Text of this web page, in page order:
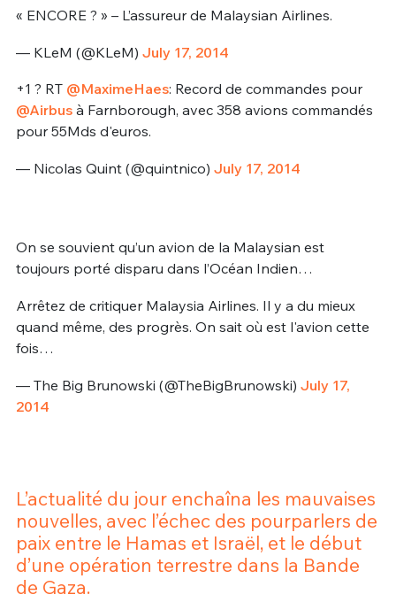
« ENCORE ? » – L’assureur de Malaysian Airlines.
— KLeM (@KLeM) July 17, 2014
+1 ? RT @MaximeHaes: Record de commandes pour
@Airbusà Farnborough, avec 358 avions commandés
pour 55Mds d'euros.
— Nicolas Quint (@quintnico) July 17, 2014
On se souvient qu’un avion de la Malaysian est
toujours porté disparu dans l’Océan Indien…
Arrêtez de critiquer Malaysia Airlines. Il y a du mieux
quand même, des progrès. On sait où est l'avion cette
fois…
— The Big Brunowski (@TheBigBrunowski) July 17,
2014
L’actualité du jour enchaîna les mauvaises
nouvelles, avec l’échec des pourparlers de
paix entre le Hamas et Israël, et le début
d’une opération terrestre dans la Bande
de Gaza.